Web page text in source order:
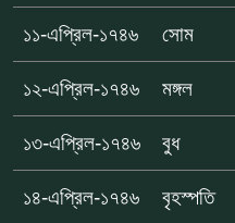
১১-এপ্রিল-১৭৪৬ সোম
১২-এপ্রিল-১৭৪৬ মঙ্গল
১৩-এপ্রিল-১৭৪৬ বুধ
১৪-এপ্রিল-১৭৪৬ বৃহস্পতি